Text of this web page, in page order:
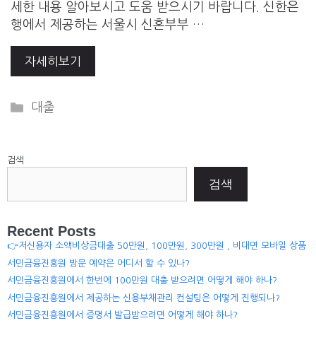
세한 내용 알아보시고 도움 받으시기 바랍니다. 신한은
행에서 제공하는 서울시 신혼부부 …
자세히보기
Categories
대출
검색
검색
Recent Posts
👉저신용자 소액비상금대출 50만원, 100만원, 300만원 , 비대면 모바일 상품
서민금융진흥원 방문 예약은 어디서 할 수 있나?
서민금융진흥원에서 한번에 100만원 대출 받으려면 어떻게 해야 하나?
서민금융진흥원에서 제공하는 신용부채관리 컨설팅은 어떻게 진행되나?
서민금융진흥원에서 증명서 발급받으려면 어떻게 해야 하나?